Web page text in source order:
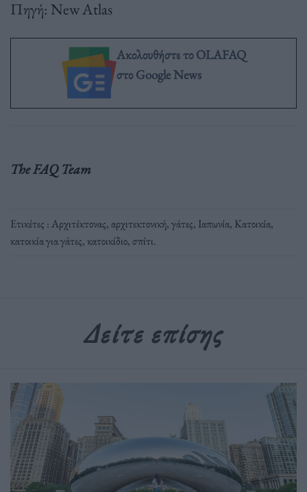
Πηγή: New Atlas
Ακολουθήστε το OLAFAQ
στο Google News
The FAQ Team
Ετικέτες :Αρχιτέκτονας,αρχιτεκτονική,γάτες, Ιαπωνία, Κατοικία,
κατοικία για γάτες,κατοικίδιο,σπίτι.
Δείτε επίσης